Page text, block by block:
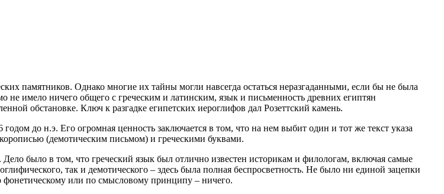
памятников. Однако многие их тайны могли навсегда остаться неразгаданными, если бы не была
не имело ничего общего с греческим и латинским, язык и письменность древних египтян
обстановке. Ключ к разгадке египетских иероглифов дал Розеттский камень.
до н.э. Его огромная ценность заключается в том, что на нем выбит один и тот же текст указа
(демотическим письмом) и греческими буквами.
было в том, что греческий язык был отлично известен историкам и филологам, включая самые
так и демотического – здесь была полная беспросветность. Не было ни единой зацепки
фонетическому или по смысловому принципу – ничего.